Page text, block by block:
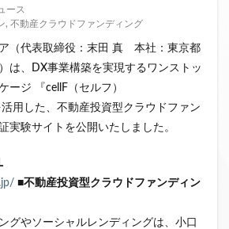
ース
, 不動産クラウドファンディング
（代表取締役：末田 真 本社：東京都
、DX事業構築を実現するワンストッ
ージ 『cellF（セルフ）
活用した、不動産投資型クラウドファン
実験サイトを公開いたしました。
■不動産投資型クラウドファンディン
グやソーシャルレンディングは、小口
ニュース
ンディング・オブ・ザ・イヤー
ンディング協会 不特法
元本割れ 匿名組合
用語解説 系統用蓄電池
ング事業
融資型クラウドファンディング